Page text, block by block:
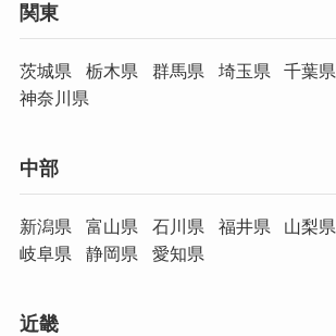
関東
茨城県 栃木県 群馬県 埼玉県 千葉県
神奈川県
中部
新潟県 富山県 石川県 福井県 山梨県
岐阜県
静岡県 愛知県
近畿